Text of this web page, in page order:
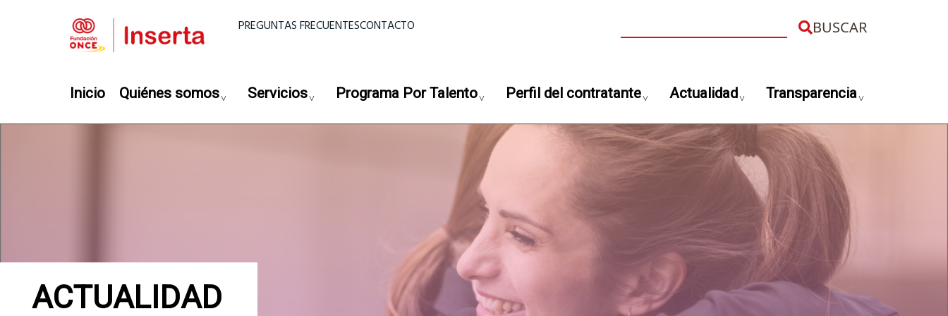
Menú superior
PREGUNTAS FRECUENTESCONTACTO
Navegación principal
Inicio Quiénes somos Servicios Programa Por Talento Perfil del contratante Actualidad Transparencia
ACTUALIDAD